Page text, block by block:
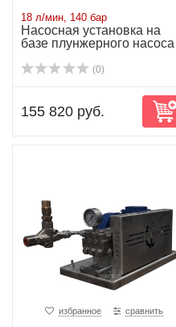
18 л/мин, 140 бар
Насосная установка на
базе плунжерного насоса
(0)
155 820 руб.
избранное сравнить